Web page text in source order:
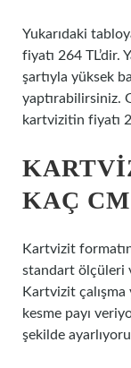
Yukarıdaki
fiyatı 264
şartıyla yüksek
yaptırabilirsiniz.
kartvizitin fiyatı
KAÇ
Kartvizit
standart ölçüleri
Kartvizit
kesme payı
şekilde